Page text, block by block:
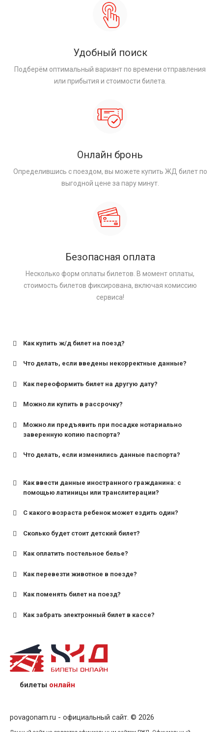
Удобный поиск
Подберём оптимальный вариант по времени отправления
или прибытия и стоимости билета.
Онлайн бронь
Определившись с поездом, вы можете купить ЖД билет по
выгодной цене за пару минут.
Безопасная оплата
Несколько форм оплаты билетов. В момент оплаты,
стоимость билетов фиксирована, включая комиссию
сервиса!
Как купить ж/д билет на поезд?
Что делать, если введены некорректные данные?
Как переоформить билет на другую дату?
Можно ли купить в рассрочку?
Можно ли предъявить при посадке нотариально
заверенную копию паспорта?
Что делать, если изменились данные паспорта?
Как ввести данные иностранного гражданина: с
помощью латиницы или транслитерации?
С какого возраста ребенок может ездить один?
для поездов дальнего следования — от 10 лет и
для пригородных поездов — от 7 лет.
Сколько будет стоит детский билет?
Как оплатить постельное белье?
Как перевезти животное в поезде?
Как поменять билет на поезд?
Как забрать электронный билет в кассе?
назвав кассиру 14-значный номер заказа;
предъявив удостоверение личности пассажира, на
кого оформлен билет.
билеты онлайн
povagonam.ru - официальный сайт. © 2026